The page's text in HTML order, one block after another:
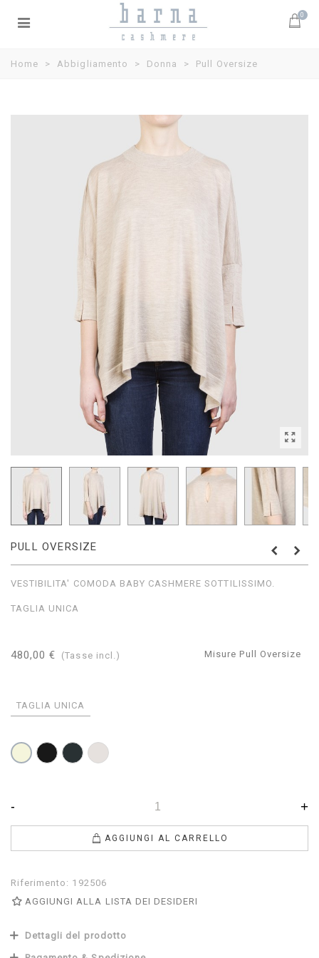
0
Home > Abbigliamento > Donna > Pull Oversize
PULL OVERSIZE
VESTIBILITA' COMODA BABY CASHMERE SOTTILISSIMO.
TAGLIA UNICA
480,00 € (Tasse incl.) Misure Pull Oversize
TAGLIA UNICA
BeigeNero Antracite
Perla
- +
AGGIUNGI AL CARRELLO
Riferimento: 192506
AGGIUNGI ALLA LISTA DEI DESIDERI
Dettagli del prodotto